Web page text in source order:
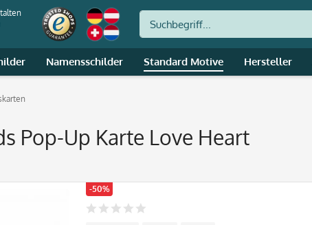
Namensschilder Standard Motive Hersteller
Pop-Up Karte Love Heart
-50%